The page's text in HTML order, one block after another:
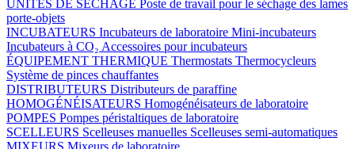
UNITÉS DE SÉCHAGE Poste de travail pour le séchage des lames
porte-objets
INCUBATEURS Incubateurs de laboratoire Mini-incubateurs
Incubateurs à CO₂ Accessoires pour incubateurs
ÉQUIPEMENT THERMIQUE Thermostats Thermocycleurs
Système de pinces chauffantes
DISTRIBUTEURS Distributeurs de paraffine
HOMOGÉNÉISATEURS Homogénéisateurs de laboratoire
POMPES Pompes péristaltiques de laboratoire
SCELLEURS Scelleuses manuelles Scelleuses semi-automatiques